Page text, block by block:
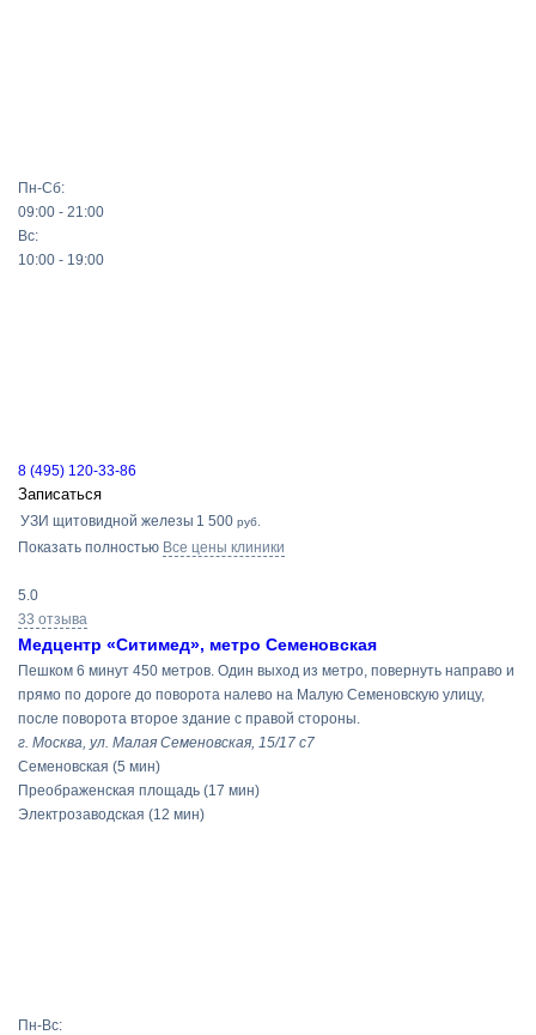
Пн-Сб:
09:00 - 21:00
Вс:
10:00 - 19:00
8 (495) 120-33-86
Записаться
УЗИ щитовидной железы 1 500 руб.
Показать полностью Все цены клиники
5.0
33 отзыва
Медцентр «Ситимед», метро Семеновская
Пешком 6 минут 450 метров. Один выход из метро, повернуть направо и
прямо по дороге до поворота налево на Малую Семеновскую улицу,
после поворота второе здание с правой стороны.
г. Москва, ул. Малая Семеновская, 15/17 с7
Семеновская (5 мин)
Преображенская площадь (17 мин)
Электрозаводская (12 мин)
Пн-Вс: